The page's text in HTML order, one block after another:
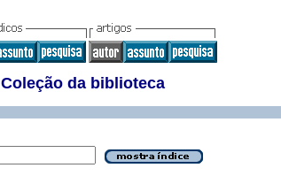
Coleção da biblioteca